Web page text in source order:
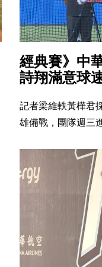
經典賽》中
詩翔滿意球
記者梁維軼黃樺君
雄備戰，團隊週三